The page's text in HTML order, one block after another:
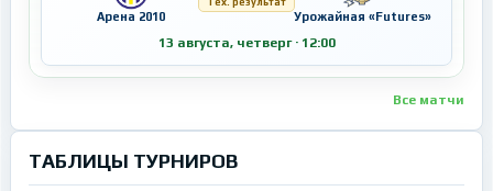
Арена 2010 Урожайная «Futures»
13 августа, четверг · 12:00
Все матчи
ТАБЛИЦЫ ТУРНИРОВ